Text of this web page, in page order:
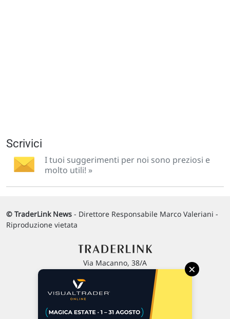
Scrivici
I tuoi suggerimenti per noi sono preziosi e
molto utili! »
© TraderLink News - Direttore Responsabile Marco Valeriani -
Riproduzione vietata
Via Macanno, 38/A
P.IVA 02 452 460 401
Chi siamo
×